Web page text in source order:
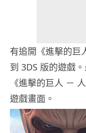
有追開《進擊的巨
到 3DS 版的遊戲
《進擊的巨人 －
遊戲畫面。